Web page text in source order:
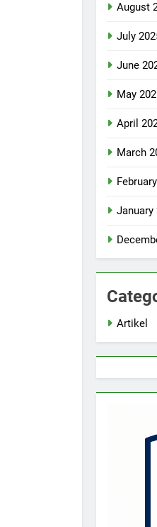
August
July
June
May
April
March
January
Artikel